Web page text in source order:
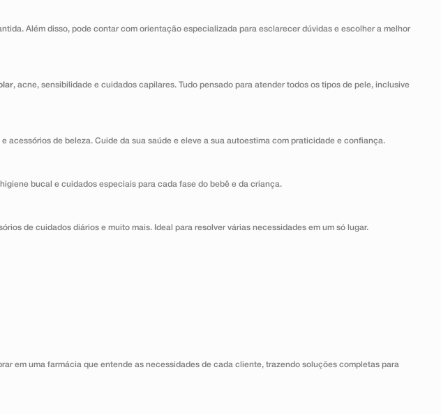
Além disso, pode contar com orientação especializada para esclarecer dúvidas e escolher a melhor
, acne, sensibilidade e cuidados capilares. Tudo pensado para atender todos os tipos de pele, inclusive
e acessórios de beleza. Cuide da sua saúde e eleve a sua autoestima com praticidade e confiança.
bucal e cuidados especiais para cada fase do bebê e da criança.
de cuidados diários e muito mais. Ideal para resolver várias necessidades em um só lugar.
em uma farmácia que entende as necessidades de cada cliente, trazendo soluções completas para